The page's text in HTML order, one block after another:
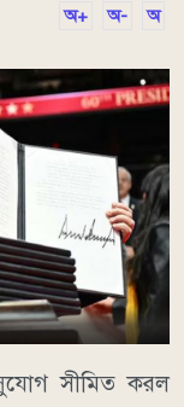
অ+ অ- অ
সুযোগ সীমিত করল